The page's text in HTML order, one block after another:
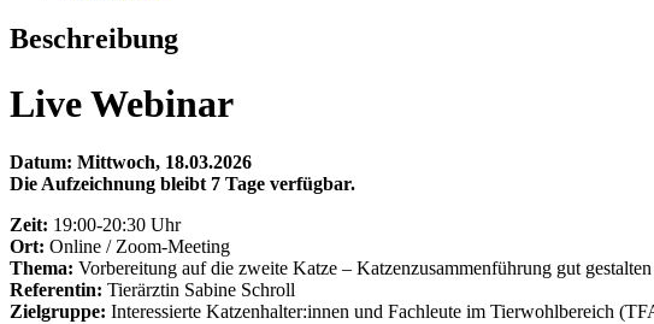
Beschreibung
Live Webinar
Datum: Mittwoch, 18.03.2026
Die Aufzeichnung bleibt 7 Tage verfügbar.
Zeit: 19:00-20:30 Uhr
Ort: Online / Zoom-Meeting
Thema: Vorbereitung auf die zweite Katze – Katzenzusammenführung gut gestalten
Referentin: Tierärztin Sabine Schroll
Zielgruppe: Interessierte Katzenhalter:innen und Fachleute im Tierwohlbereich